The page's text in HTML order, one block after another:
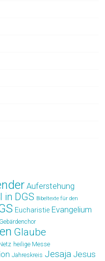
Auferstehung
in DGS Bibeltexte für den
Eucharistie Evangelium
Gebärdenchor
Glaube
heilige Messe
Jahreskreis Jesaja Jesus